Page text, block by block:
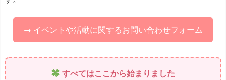
→ イベントや活動に関するお問い合わせフォーム
すべてはここから始まりました